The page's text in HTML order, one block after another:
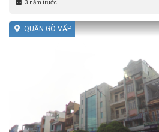
3 năm trước
QUẬN GÒ VẤP